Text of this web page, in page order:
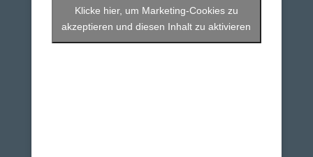
Klicke hier, um Marketing-Cookies zu
akzeptieren und diesen Inhalt zu aktivieren